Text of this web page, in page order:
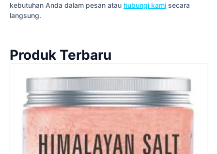
kebutuhan Anda dalam pesan atau hubungi kami secara
langsung.
Produk Terbaru